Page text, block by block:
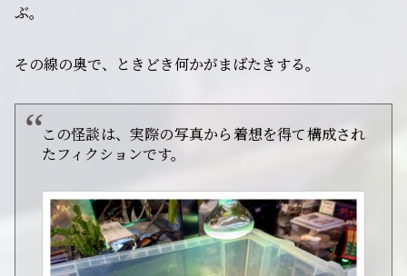
ぶ。
その線の奥で、ときどき何かがまばたきする。
この怪談は、実際の写真から着想を得て構成され
たフィクションです。